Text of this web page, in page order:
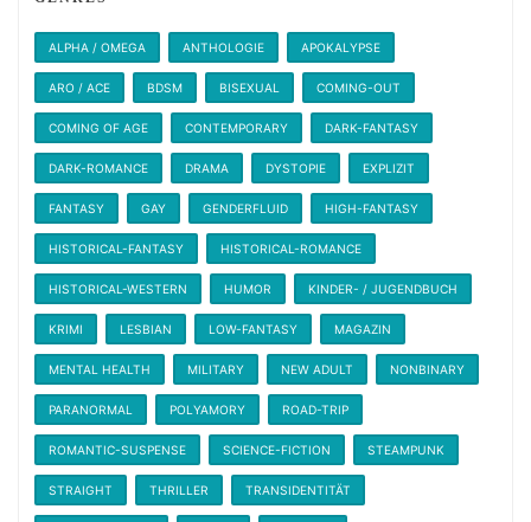
ALPHA / OMEGA ANTHOLOGIE APOKALYPSE
ARO / ACE BDSM BISEXUAL COMING-OUT
COMING OF AGE CONTEMPORARY DARK-FANTASY
DARK-ROMANCE DRAMA DYSTOPIE EXPLIZIT
FANTASY GAY GENDERFLUID HIGH-FANTASY
HISTORICAL-FANTASY HISTORICAL-ROMANCE
HISTORICAL-WESTERN HUMOR KINDER- / JUGENDBUCH
KRIMI LESBIAN LOW-FANTASY MAGAZIN
MENTAL HEALTH MILITARY NEW ADULT NONBINARY
PARANORMAL POLYAMORY ROAD-TRIP
ROMANTIC-SUSPENSE SCIENCE-FICTION STEAMPUNK
STRAIGHT THRILLER TRANSIDENTITÄT